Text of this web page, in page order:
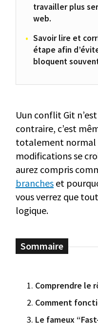
travailler plus
web.
Savoir lire et
étape afin
bloquent
Uun conflit Git
contraire, c’est
totalement normal
modifications se
aurez compris
branches et
vous verrez que
logique.
Comprendre le
Comment
Le fameux